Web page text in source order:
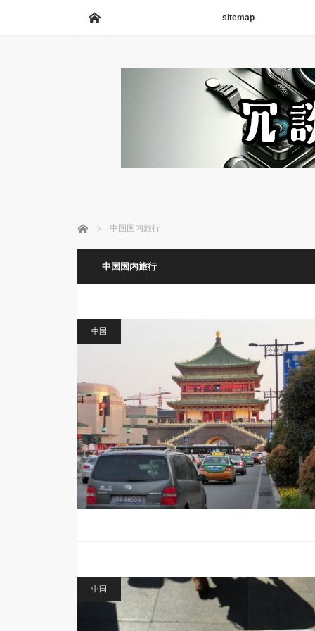
sitemap
ホーム 中国国内旅行
中国国内旅行
中国
中国